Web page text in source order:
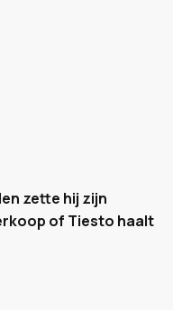
zette hij zijn
of Tiesto haalt